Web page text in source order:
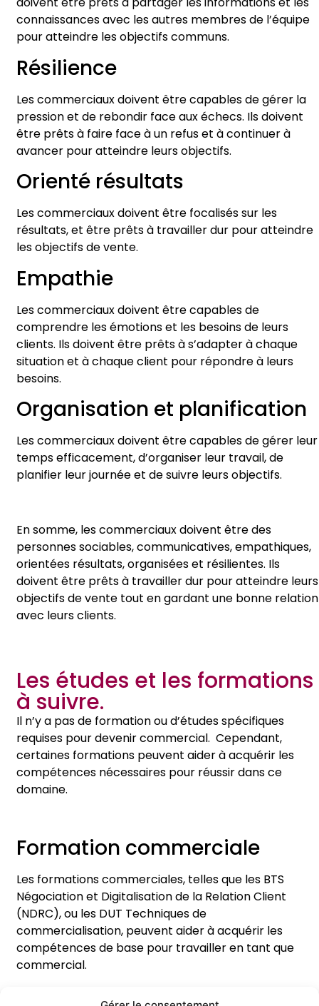
connaissances avec les autres membres de l’équipe
pour atteindre les objectifs communs.
Résilience
Les commerciaux doivent être capables de gérer la
pression et de rebondir face aux échecs. Ils doivent
être prêts à faire face à un refus et à continuer à
avancer pour atteindre leurs objectifs.
Orienté résultats
Les commerciaux doivent être focalisés sur les
résultats, et être prêts à travailler dur pour atteindre
les objectifs de vente.
Empathie
Les commerciaux doivent être capables de
comprendre les émotions et les besoins de leurs
clients. Ils doivent être prêts à s’adapter à chaque
situation et à chaque client pour répondre à leurs
besoins.
Organisation et planification
Les commerciaux doivent être capables de gérer leur
temps efficacement, d’organiser leur travail, de
planifier leur journée et de suivre leurs objectifs.
En somme, les commerciaux doivent être des
personnes sociables, communicatives, empathiques,
orientées résultats, organisées et résilientes. Ils
doivent être prêts à travailler dur pour atteindre leurs
objectifs de vente tout en gardant une bonne relation
avec leurs clients.
Les études et les formations
à suivre.
Il n’y a pas de formation ou d’études spécifiques
requises pour devenir commercial. Cependant,
certaines formations peuvent aider à acquérir les
compétences nécessaires pour réussir dans ce
domaine.
Formation commerciale
Les formations commerciales, telles que les BTS
Négociation et Digitalisation de la Relation Client
(NDRC), ou les DUT Techniques de
commercialisation, peuvent aider à acquérir les
compétences de base pour travailler en tant que
commercial.
Formation en vente et